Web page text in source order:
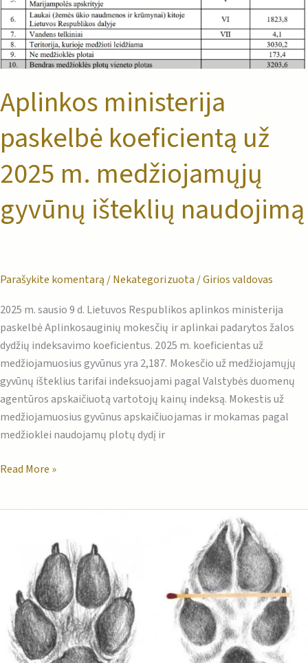
Aplinkos ministerija
paskelbė koeficientą už
2025 m. medžiojamųjų
gyvūnų išteklių naudojimą
Parašykite komentarą /Nekategorizuota /Girios valdovas
2025 m. sausio 9 d. Lietuvos Respublikos aplinkos ministerija
paskelbė Aplinkosauginių mokesčių ir aplinkai padarytos žalos
dydžių indeksavimo koeficientus. 2025 m. koeficientas už
medžiojamuosius gyvūnus yra 2,187. Mokesčio už medžiojamųjų
gyvūnų išteklius tarifai indeksuojami pagal Valstybės duomenų
agentūros apskaičiuotą vartotojų kainų indeksą. Mokestis už
medžiojamuosius gyvūnus apskaičiuojamas ir mokamas pagal
medžioklei naudojamų plotų dydį ir
medžiojamųjų
gyvūnų
išteklių
naudojimą
Read More »
apskaitą